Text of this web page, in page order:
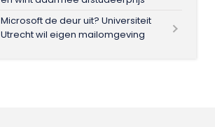
Microsoft de deur uit? Universiteit
Utrecht wil eigen mailomgeving